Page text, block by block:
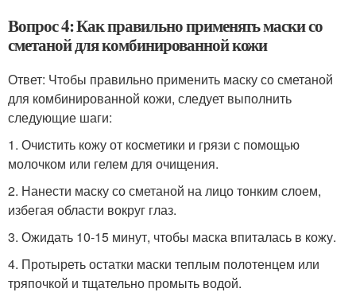
Вопрос 4: Как правильно применять маски со
сметаной для комбинированной кожи
Ответ: Чтобы правильно применить маску со сметаной
для комбинированной кожи, следует выполнить
следующие шаги:
1. Очистить кожу от косметики и грязи с помощью
молочком или гелем для очищения.
2. Нанести маску со сметаной на лицо тонким слоем,
избегая области вокруг глаз.
3. Ожидать 10-15 минут, чтобы маска впиталась в кожу.
4. Протыреть остатки маски теплым полотенцем или
тряпочкой и тщательно промыть водой.